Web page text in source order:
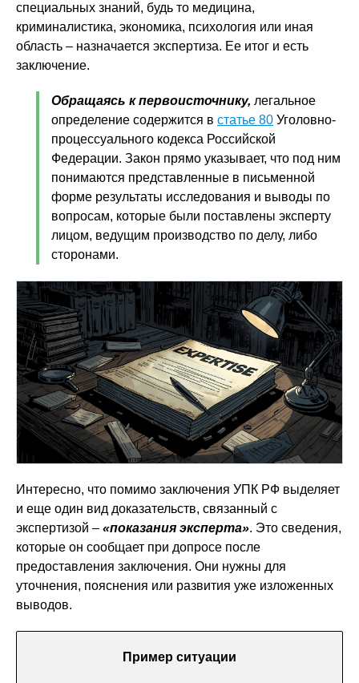
специальных знаний, будь то медицина,
криминалистика, экономика, психология или иная
область – назначается экспертиза. Ее итог и есть
заключение.
Обращаясь к первоисточнику, легальное
определение содержится в статье 80 Уголовно-
процессуального кодекса Российской
Федерации. Закон прямо указывает, что под ним
понимаются представленные в письменной
форме результаты исследования и выводы по
вопросам, которые были поставлены эксперту
лицом, ведущим производство по делу, либо
сторонами.
Интересно, что помимо заключения УПК РФ выделяет
и еще один вид доказательств, связанный с
экспертизой – «показания эксперта». Это сведения,
которые он сообщает при допросе после
предоставления заключения. Они нужны для
уточнения, пояснения или развития уже изложенных
выводов.
Пример ситуации